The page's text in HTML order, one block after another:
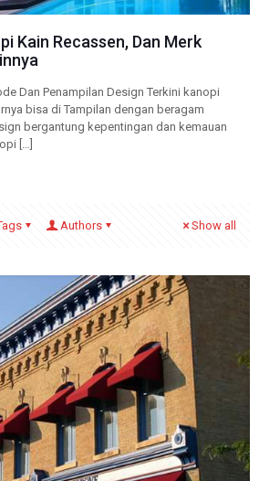
Kain Recassen, Dan Merk
Dan Penampilan Design Terkini kanopi
bisa di Tampilan dengan beragam
bergantung kepentingan dan kemauan
Authors Show all